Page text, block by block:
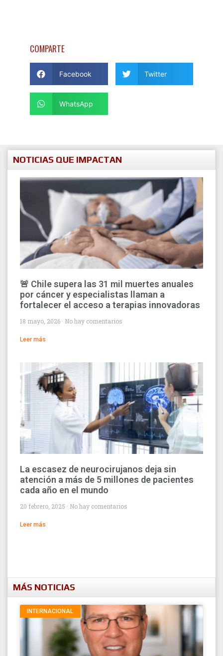
COMPARTE
Facebook Twitter
WhatsApp
NOTICIAS QUE IMPACTAN
🚨 Chile supera las 31 mil muertes anuales
por cáncer y especialistas llaman a
fortalecer el acceso a terapias innovadoras
18 mayo, 2026 No hay comentarios
Leer más
La escasez de neurocirujanos deja sin
atención a más de 5 millones de pacientes
cada año en el mundo
20 febrero, 2025 No hay comentarios
Leer más
MÁS NOTICIAS
INTERNACIONAL